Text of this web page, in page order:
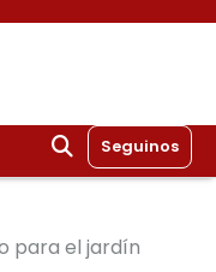
Seguinos
para el jardín